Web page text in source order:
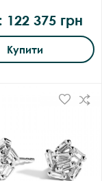
122 375 грн
Купити